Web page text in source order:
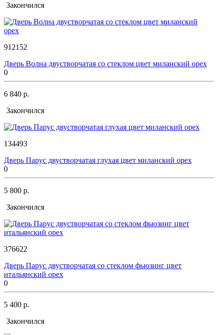
Закончился
912152
Дверь Волна двустворчатая со стеклом цвет миланский орех
0
6 840 р.
Закончился
134493
Дверь Парус двустворчатая глухая цвет миланский орех
0
5 800 р.
Закончился
376622
Дверь Парус двустворчатая со стеклом фьюзинг цвет
итальянский орех
0
5 400 р.
Закончился